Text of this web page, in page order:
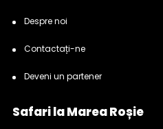
Despre noi
Contactați-ne
Deveni un partener
Safari la Marea Roșie